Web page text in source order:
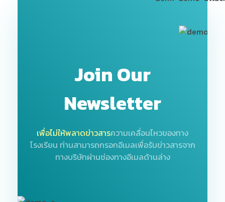
Join Our
Newsletter
เพื่อไม่ให้พลาดข่าวสารความเคลื่อนไหวของทาง
โรงเรียน ท่านสามารถกรอกอีเมลเพื่อรับข่าวสารจาก
ทางบริษัทผ่านช่องทางอีเมลด้านล่าง